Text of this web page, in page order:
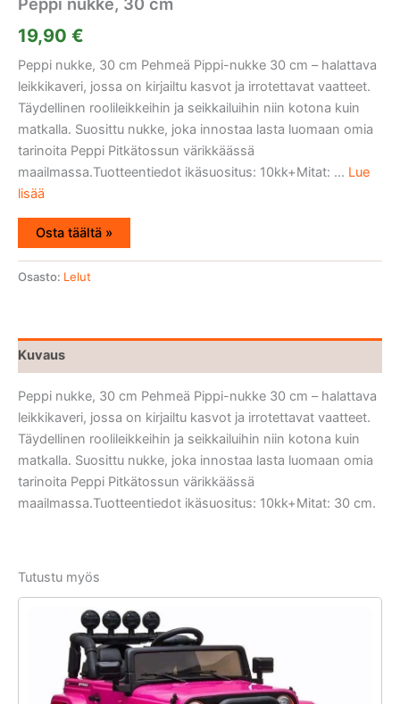
19,90 €
Peppi nukke, 30 cm Pehmeä Pippi-nukke 30 cm – halattava
leikkikaveri, jossa on kirjailtu kasvot ja irrotettavat vaatteet.
Täydellinen roolileikkeihin ja seikkailuihin niin kotona kuin
matkalla. Suosittu nukke, joka innostaa lasta luomaan omia
tarinoita Peppi Pitkätossun värikkäässä
maailmassa.Tuotteentiedot ikäsuositus: 10kk+Mitat: ... Lue
lisää
Osta täältä »
Osasto: Lelut
Kuvaus
Peppi nukke, 30 cm Pehmeä Pippi-nukke 30 cm – halattava
leikkikaveri, jossa on kirjailtu kasvot ja irrotettavat vaatteet.
Täydellinen roolileikkeihin ja seikkailuihin niin kotona kuin
matkalla. Suosittu nukke, joka innostaa lasta luomaan omia
tarinoita Peppi Pitkätossun värikkäässä
maailmassa.Tuotteentiedot ikäsuositus: 10kk+Mitat: 30 cm.
Tutustu myös